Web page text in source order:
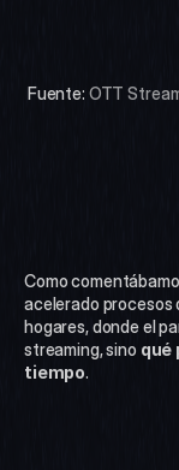
Fuente: OTT
Como
acelerado procesos
hogares, donde el
streaming, sino qué
tiempo.